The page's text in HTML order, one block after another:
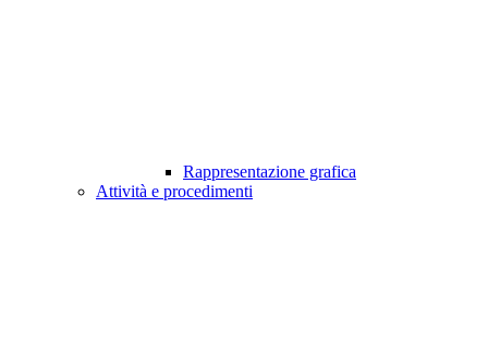
Rappresentazione grafica
Attività e procedimenti